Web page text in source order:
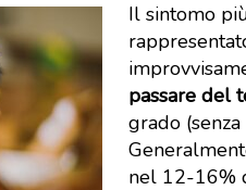
Il sintomo
passare del
grado
nel 12-16%